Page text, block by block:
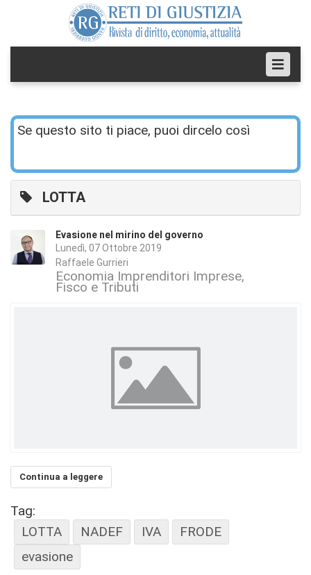
Se questo sito ti piace, puoi dircelo così
LOTTA
Evasione nel mirino del governo
Lunedì, 07 Ottobre 2019
Raffaele Gurrieri
Economia Imprenditori Imprese
Fisco e Tributi
Continua a leggere
Tag:
LOTTA
NADEF IVA
FRODE
evasione